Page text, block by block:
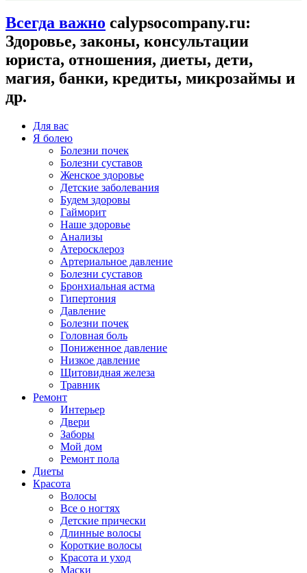
Всегда важно calypsocompany.ru:
Здоровье, законы, консультации
юриста, отношения, диеты, дети,
магия, банки, кредиты, микрозаймы и
др.
Для вас
Я болею
Болезни почек
Болезни суставов
Женское здоровье
Детские заболевания
Будем здоровы
Гайморит
Наше здоровье
Анализы
Атеросклероз
Артериальное давление
Болезни суставов
Бронхиальная астма
Гипертония
Давление
Болезни почек
Головная боль
Пониженное давление
Низкое давление
Щитовидная железа
Травник
Ремонт
Интерьер
Двери
Заборы
Мой дом
Ремонт пола
Диеты
Красота
Волосы
Все о ногтях
Детские прически
Длинные волосы
Короткие волосы
Красота и уход
Маски